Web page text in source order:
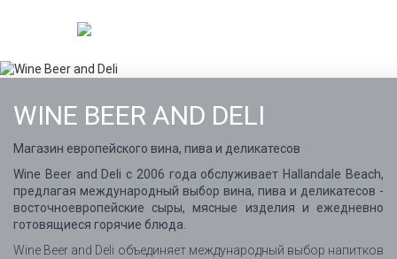
WINE BEER AND DELI
Магазин европейского вина, пива и деликатесов
Wine Beer and Deli с 2006 года обслуживает Hallandale Beach,
предлагая международный выбор вина, пива и деликатесов -
восточноевропейские сыры, мясные изделия и ежедневно
готовящиеся горячие блюда.
Wine Beer and Deli объединяет международный выбор напитков